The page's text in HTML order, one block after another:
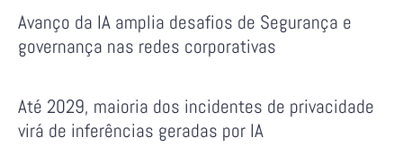
Avanço da IA amplia desafios de Segurança e
governança nas redes corporativas
Até 2029, maioria dos incidentes de privacidade
virá de inferências geradas por IA